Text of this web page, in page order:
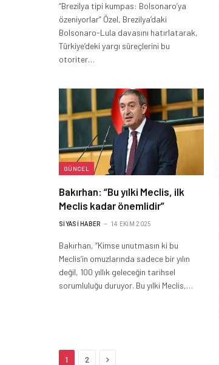
“Brezilya tipi kumpas: Bolsonaro’ya
özeniyorlar” Özel, Brezilya’daki
Bolsonaro-Lula davasını hatırlatarak,
Türkiye’deki yargı süreçlerini bu
otoriter…
GÜNCEL
Bakırhan: “Bu yılki Meclis, ilk
Meclis kadar önemlidir”
SIYASI HABER 14 EKIM 2025
Bakırhan, “Kimse unutmasın ki bu
Meclis’in omuzlarında sadece bir yılın
değil, 100 yıllık geleceğin tarihsel
sorumluluğu duruyor. Bu yılki Meclis,…
1 2 Next